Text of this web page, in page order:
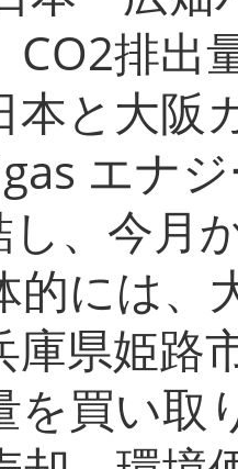
排出
と大阪
エナ
し、今月
的には、
庫県姫路
を買い取